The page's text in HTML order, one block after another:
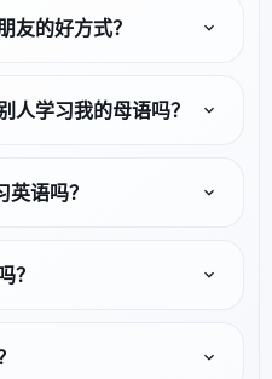
友的好方式？
人学习我的母语吗？
语吗？
？